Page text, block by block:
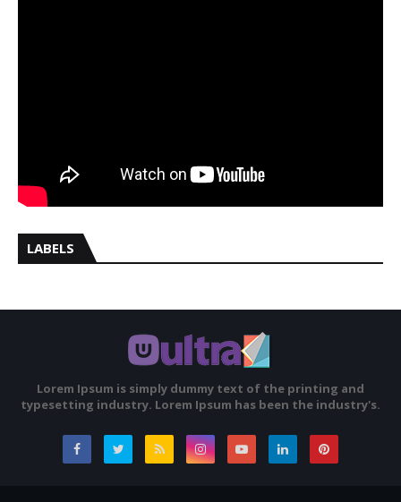
LABELS
Lorem Ipsum is simply dummy text of the printing and
typesetting industry. Lorem Ipsum has been the industry's.